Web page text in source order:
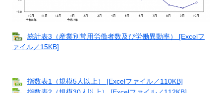
統計表3（産業別常用労働者数及び労働異動率） [Excelフ
ァイル／15KB]
指数表1（規模5人以上） [Excelファイル／110KB]